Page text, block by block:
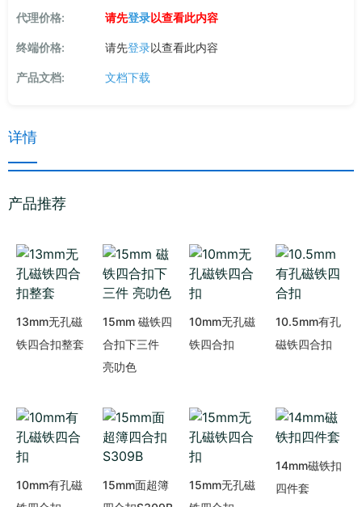
代理价格: 请先登录以查看此内容
终端价格: 请先登录以查看此内容
产品文档: 文档下载
详情
产品推荐
13mm无孔磁
铁四合扣整套
15mm 磁铁四
合扣下三件
亮叻色
10mm无孔磁
铁四合扣
10.5mm有孔
磁铁四合扣
10mm有孔磁
15mm面超簿
15mm无孔磁
14mm磁铁扣
四件套